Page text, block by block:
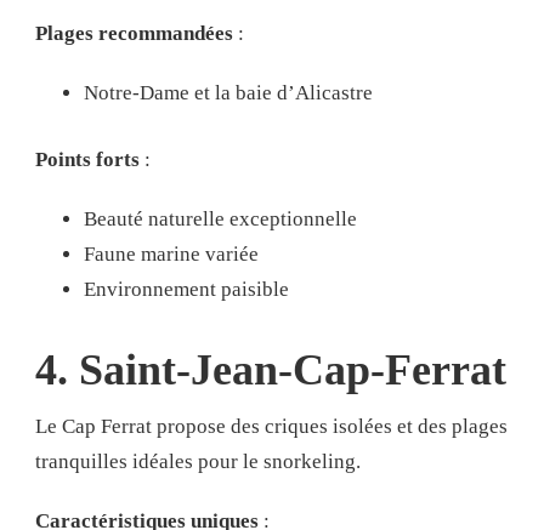
Plages recommandées :
Notre-Dame et la baie d’Alicastre
Points forts :
Beauté naturelle exceptionnelle
Faune marine variée
Environnement paisible
4. Saint-Jean-Cap-Ferrat
Le Cap Ferrat propose des criques isolées et des plages
tranquilles idéales pour le snorkeling.
Caractéristiques uniques :